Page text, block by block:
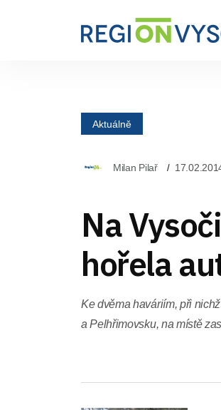
Aktuálně
Milan Pilař
Na
hořela
Ke dvěma haváriím, při
a Pelhřimovsku, na místě